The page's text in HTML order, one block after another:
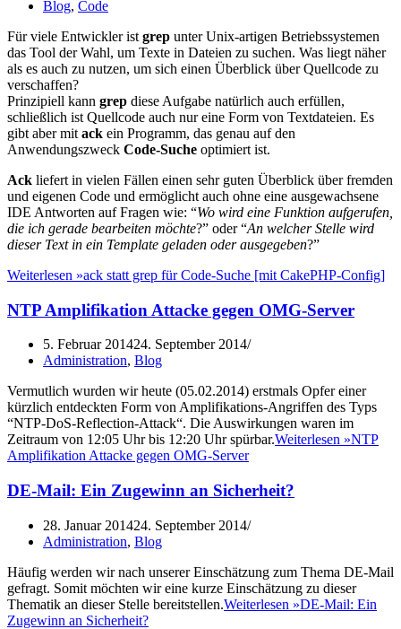
Blog, Code
Für viele Entwickler ist grep unter Unix-artigen Betriebssystemen
das Tool der Wahl, um Texte in Dateien zu suchen. Was liegt näher
als es auch zu nutzen, um sich einen Überblick über Quellcode zu
verschaffen?
Prinzipiell kann grep diese Aufgabe natürlich auch erfüllen,
schließlich ist Quellcode auch nur eine Form von Textdateien. Es
gibt aber mit ack ein Programm, das genau auf den
Anwendungszweck Code-Suche optimiert ist.
Ack liefert in vielen Fällen einen sehr guten Überblick über fremden
und eigenen Code und ermöglicht auch ohne eine ausgewachsene
IDE Antworten auf Fragen wie: “Wo wird eine Funktion aufgerufen,
die ich gerade bearbeiten möchte?” oder “An welcher Stelle wird
dieser Text in ein Template geladen oder ausgegeben?”
Weiterlesen »ack statt grep für Code-Suche [mit CakePHP-Config]
NTP Amplifikation Attacke gegen OMG-Server
5. Februar 201424. September 2014
Administration, Blog
Vermutlich wurden wir heute (05.02.2014) erstmals Opfer einer
kürzlich entdeckten Form von Amplifikations-Angriffen des Typs
“NTP-DoS-Reflection-Attack“. Die Auswirkungen waren im
Zeitraum von 12:05 Uhr bis 12:20 Uhr spürbar.Weiterlesen »NTP
Amplifikation Attacke gegen OMG-Server
DE-Mail: Ein Zugewinn an Sicherheit?
28. Januar 201424. September 2014
Administration, Blog
Häufig werden wir nach unserer Einschätzung zum Thema DE-Mail
gefragt. Somit möchten wir eine kurze Einschätzung zu dieser
Thematik an dieser Stelle bereitstellen.Weiterlesen »DE-Mail: Ein
Zugewinn an Sicherheit?